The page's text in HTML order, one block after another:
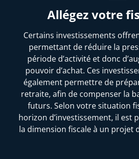
Allégez votre
Certains investissements
permettant de réduire la
période d’activité et donc
pouvoir d’achat. Ces
également permettre de
retraite, afin de compenser la
futurs. Selon votre situation
horizon d’investissement, il est
la dimension fiscale à un projet